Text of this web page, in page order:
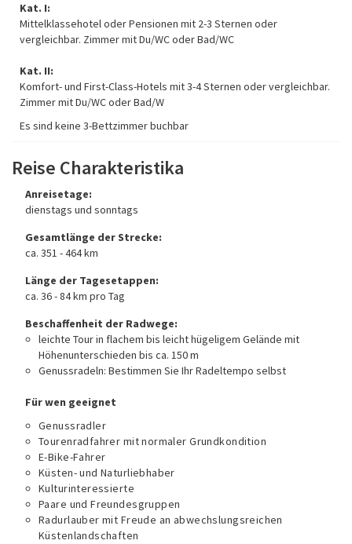
Kat. I:
Mittelklassehotel oder Pensionen mit 2-3 Sternen oder
vergleichbar. Zimmer mit Du/WC oder Bad/WC
Kat. II:
Komfort- und First-Class-Hotels mit 3-4 Sternen oder vergleichbar.
Zimmer mit Du/WC oder Bad/W
Es sind keine 3-Bettzimmer buchbar
Reise Charakteristika
Anreisetage:
dienstags und sonntags
Gesamtlänge der Strecke:
ca. 351 - 464 km
Länge der Tagesetappen:
ca. 36 - 84 km pro Tag
Beschaffenheit der Radwege:
leichte Tour in flachem bis leicht hügeligem Gelände mit
Höhenunterschieden bis ca. 150 m
Genussradeln: Bestimmen Sie Ihr Radeltempo selbst
Für wen geeignet
Genussradler
Tourenradfahrer mit normaler Grundkondition
E-Bike-Fahrer
Küsten- und Naturliebhaber
Kulturinteressierte
Paare und Freundesgruppen
Radurlauber mit Freude an abwechslungsreichen
Küstenlandschaften